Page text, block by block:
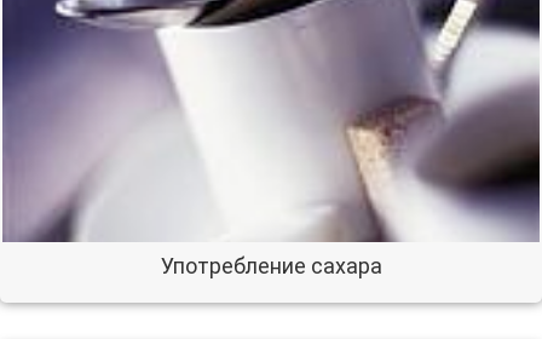
Употребление сахара